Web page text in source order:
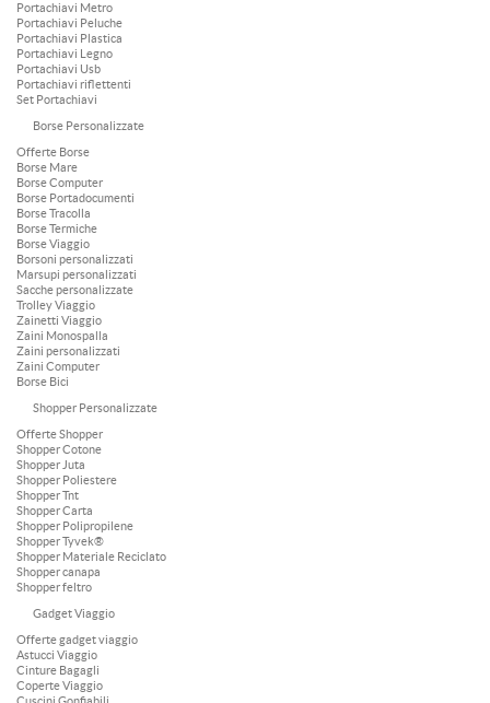
Portachiavi Metro
Portachiavi Peluche
Portachiavi Plastica
Portachiavi Legno
Portachiavi Usb
Portachiavi riflettenti
Set Portachiavi
Borse Personalizzate
Offerte Borse
Borse Mare
Borse Computer
Borse Portadocumenti
Borse Tracolla
Borse Termiche
Borse Viaggio
Borsoni personalizzati
Marsupi personalizzati
Sacche personalizzate
Trolley Viaggio
Zainetti Viaggio
Zaini Monospalla
Zaini personalizzati
Zaini Computer
Borse Bici
Shopper Personalizzate
Offerte Shopper
Shopper Cotone
Shopper Juta
Shopper Poliestere
Shopper Tnt
Shopper Carta
Shopper Polipropilene
Shopper Tyvek®
Shopper Materiale Reciclato
Shopper canapa
Shopper feltro
Gadget Viaggio
Offerte gadget viaggio
Astucci Viaggio
Cinture Bagagli
Coperte Viaggio